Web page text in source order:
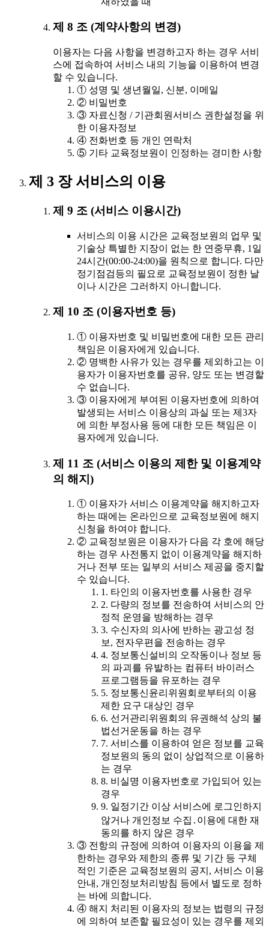
제 8 조 (계약사항의 변경)
이용자는 다음 사항을 변경하고자 하는 경우 서비
스에 접속하여 서비스 내의 기능을 이용하여 변경
할 수 있습니다.
① 성명 및 생년월일, 신분, 이메일
② 비밀번호
③ 자료신청 / 기관회원서비스 권한설정을 위
한 이용자정보
④ 전화번호 등 개인 연락처
⑤ 기타 교육정보원이 인정하는 경미한 사항
제 3 장 서비스의 이용
제 9 조 (서비스 이용시간)
서비스의 이용 시간은 교육정보원의 업무 및
기술상 특별한 지장이 없는 한 연중무휴, 1일
24시간(00:00-24:00)을 원칙으로 합니다. 다만
정기점검등의 필요로 교육정보원이 정한 날
이나 시간은 그러하지 아니합니다.
제 10 조 (이용자번호 등)
① 이용자번호 및 비밀번호에 대한 모든 관리
책임은 이용자에게 있습니다.
② 명백한 사유가 있는 경우를 제외하고는 이
용자가 이용자번호를 공유, 양도 또는 변경할
수 없습니다.
③ 이용자에게 부여된 이용자번호에 의하여
발생되는 서비스 이용상의 과실 또는 제3자
에 의한 부정사용 등에 대한 모든 책임은 이
용자에게 있습니다.
제 11 조 (서비스 이용의 제한 및 이용계약
의 해지)
① 이용자가 서비스 이용계약을 해지하고자
하는 때에는 온라인으로 교육정보원에 해지
신청을 하여야 합니다.
② 교육정보원은 이용자가 다음 각 호에 해당
하는 경우 사전통지 없이 이용계약을 해지하
거나 전부 또는 일부의 서비스 제공을 중지할
수 있습니다.
1. 타인의 이용자번호를 사용한 경우
2. 다량의 정보를 전송하여 서비스의 안
정적 운영을 방해하는 경우
3. 수신자의 의사에 반하는 광고성 정
보, 전자우편을 전송하는 경우
4. 정보통신설비의 오작동이나 정보 등
의 파괴를 유발하는 컴퓨터 바이러스
프로그램등을 유포하는 경우
5. 정보통신윤리위원회로부터의 이용
제한 요구 대상인 경우
6. 선거관리위원회의 유권해석 상의 불
법선거운동을 하는 경우
7. 서비스를 이용하여 얻은 정보를 교육
정보원의 동의 없이 상업적으로 이용하
는 경우
8. 비실명 이용자번호로 가입되어 있는
경우
9. 일정기간 이상 서비스에 로그인하지
않거나 개인정보 수집․이용에 대한 재
동의를 하지 않은 경우
③ 전항의 규정에 의하여 이용자의 이용을 제
한하는 경우와 제한의 종류 및 기간 등 구체
적인 기준은 교육정보원의 공지, 서비스 이용
안내, 개인정보처리방침 등에서 별도로 정하
는 바에 의합니다.
④ 해지 처리된 이용자의 정보는 법령의 규정
에 의하여 보존할 필요성이 있는 경우를 제외